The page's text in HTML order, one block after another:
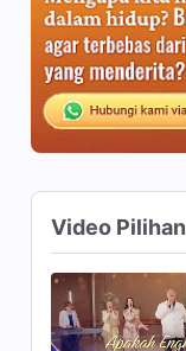
10:24
8:13
8:30
Video Pilihan